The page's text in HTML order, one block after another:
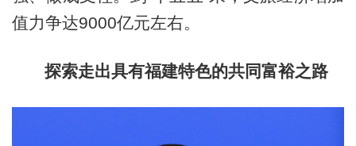
值力争达9000亿元左右。
探索走出具有福建特色的共同富裕之路